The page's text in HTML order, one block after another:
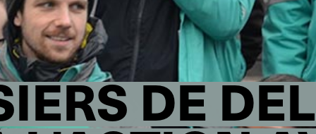
DE